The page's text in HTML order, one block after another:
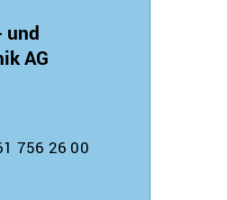
und
AG
756 26 00